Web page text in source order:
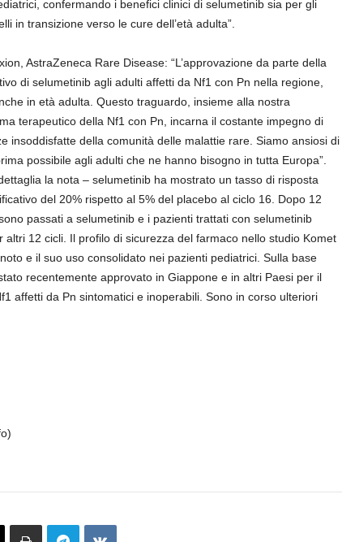
confermando i benefici clinici di selumetinib sia per gli
in transizione verso le cure dell’età adulta”.
AstraZeneca Rare Disease: “L’approvazione da parte della
di selumetinib agli adulti affetti da Nf1 con Pn nella regione,
in età adulta. Questo traguardo, insieme alla nostra
terapeutico della Nf1 con Pn, incarna il costante impegno di
insoddisfatte della comunità delle malattie rare. Siamo ansiosi di
possibile agli adulti che ne hanno bisogno in tutta Europa”.
la nota – selumetinib ha mostrato un tasso di risposta
del 20% rispetto al 5% del placebo al ciclo 16. Dopo 12
passati a selumetinib e i pazienti trattati con selumetinib
12 cicli. Il profilo di sicurezza del farmaco nello studio Komet
e il suo uso consolidato nei pazienti pediatrici. Sulla base
recentemente approvato in Giappone e in altri Paesi per il
affetti da Pn sintomatici e inoperabili. Sono in corso ulteriori